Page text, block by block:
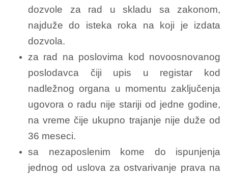
dozvole za rad u skladu sa zakonom,
najduže do isteka roka na koji je izdata
dozvola.
za rad na poslovima kod novoosnovanog
poslodavca čiji upis u registar kod
nadležnog organa u momentu zaključenja
ugovora o radu nije stariji od jedne godine,
na vreme čije ukupno trajanje nije duže od
36 meseci.
sa nezaposlenim kome do ispunjenja
jednog od uslova za ostvarivanje prava na